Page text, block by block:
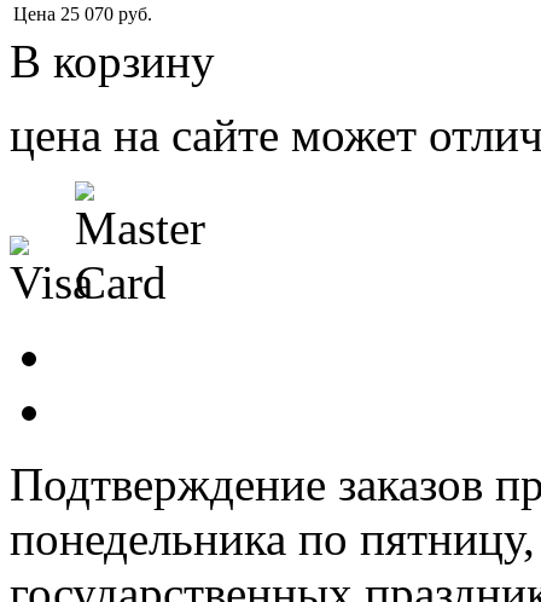
Цена 25 070 руб.
В корзину
цена на сайте может
Подтверждение заказов
понедельника по